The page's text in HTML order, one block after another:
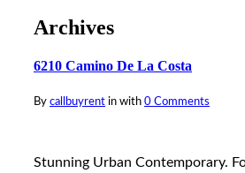
Archives
6210 Camino De La Costa
By callbuyrent in with 0 Comments
Stunning Urban Contemporary.